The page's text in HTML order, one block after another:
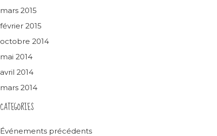
mars 2015
février 2015
octobre 2014
mai 2014
avril 2014
mars 2014
CATEGORIES
Événements précédents